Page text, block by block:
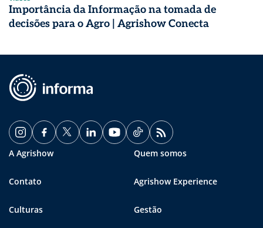
Importância da Informação na tomada de
decisões para o Agro | Agrishow Conecta
A Agrishow Quem somos
Contato Agrishow Experience
Culturas Gestão